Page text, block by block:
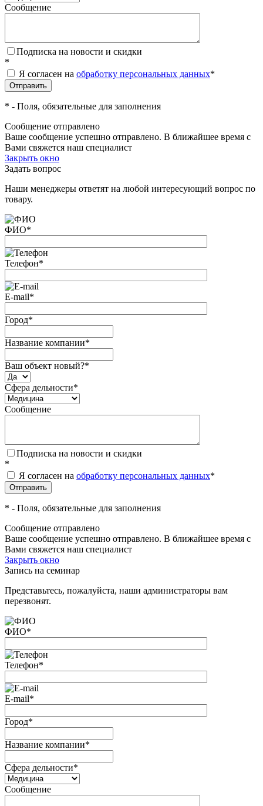
Сообщение
Подписка на новости и скидки
*
Я согласен на обработку персональных данных*
* - Поля, обязательные для заполнения
Сообщение отправлено
Ваше сообщение успешно отправлено. В ближайшее время с
Вами свяжется наш специалист
Закрыть окно
Задать вопрос
Наши менеджеры ответят на любой интересующий вопрос по
товару.
ФИО*
Телефон*
E-mail*
Город*
Название компании*
Ваш объект новый?*
Сфера дельности*
Сообщение
Подписка на новости и скидки
*
Я согласен на обработку персональных данных*
* - Поля, обязательные для заполнения
Сообщение отправлено
Ваше сообщение успешно отправлено. В ближайшее время с
Вами свяжется наш специалист
Закрыть окно
Запись на семинар
Представьтесь, пожалуйста, наши администраторы вам
перезвонят.
ФИО*
Телефон*
E-mail*
Город*
Название компании*
Сфера дельности*
Сообщение